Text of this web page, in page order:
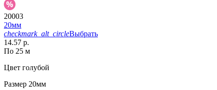
20003
20мм
checkmark_alt_circleВыбрать
14.57 р.
По 25 м
Цвет голубой
Размер 20мм